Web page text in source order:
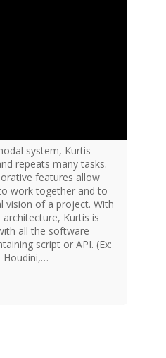
system, Kurtis
repeats many tasks.
features allow
work together and to
vision of a project. With
Kurtis is
all the software
script or API. (Ex:
Houdini,…